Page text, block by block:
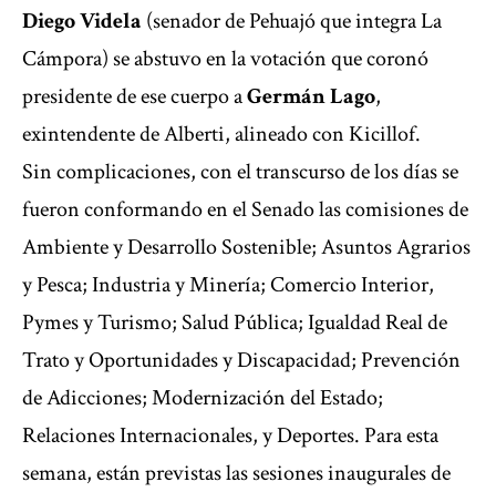
Diego Videla (senador de Pehuajó que integra La
Cámpora) se abstuvo en la votación que coronó
presidente de ese cuerpo aGermán Lago,
exintendente de Alberti, alineado con Kicillof.
Sin complicaciones, con el transcurso de los días se
fueron conformando en el Senado las comisiones de
Ambiente y Desarrollo Sostenible; Asuntos Agrarios
y Pesca; Industria y Minería; Comercio Interior,
Pymes y Turismo; Salud Pública; Igualdad Real de
Trato y Oportunidades y Discapacidad; Prevención
de Adicciones; Modernización del Estado;
Relaciones Internacionales, y Deportes. Para esta
semana, están previstas las sesiones inaugurales de